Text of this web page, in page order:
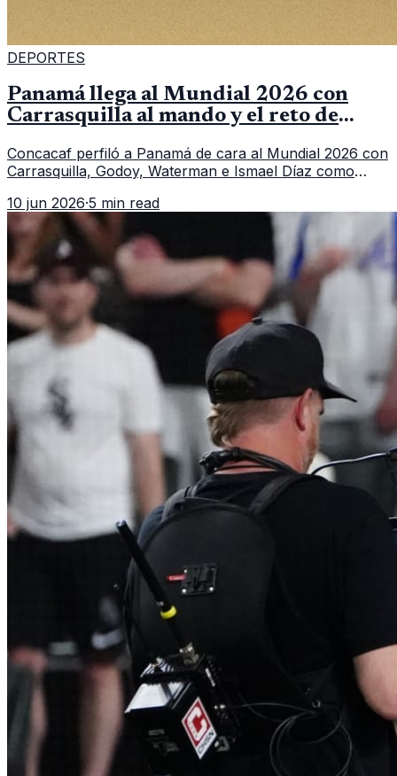
DEPORTES
Panamá llega al Mundial 2026 con
Carrasquilla al mando y el reto de
Concacaf perfiló a Panamá de cara al Mundial 2026 con
Carrasquilla, Godoy, Waterman e Ismael Díaz como
Inglaterra, Croacia y Ghana.
10 jun 2026·5 min read